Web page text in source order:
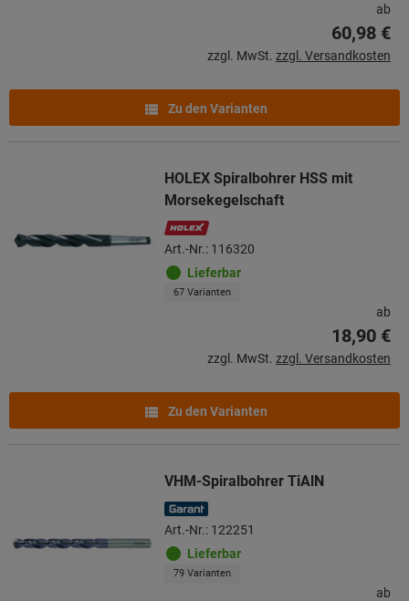
ab
60,98 €
zzgl. MwSt. zzgl. Versandkosten
Zu den Varianten
HOLEX Spiralbohrer HSS mit
Morsekegelschaft
Art.-Nr.: 116320
Lieferbar
67 Varianten
ab
18,90 €
zzgl. MwSt. zzgl. Versandkosten
Zu den Varianten
VHM-Spiralbohrer TiAlN
Art.-Nr.: 122251
Lieferbar
79 Varianten
ab